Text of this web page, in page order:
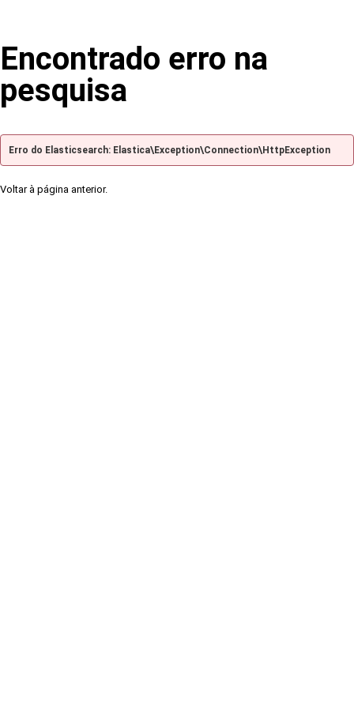
Encontrado erro na
pesquisa
Erro do Elasticsearch: Elastica\Exception\Connection\HttpException
Voltar à página anterior.